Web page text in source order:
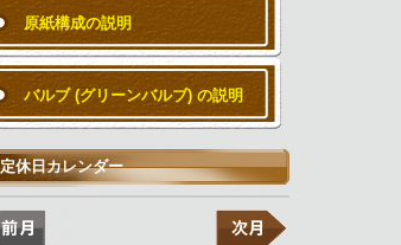
原紙構成の説明
バルブ (グリーンバルブ) の説明
定休日カレンダー